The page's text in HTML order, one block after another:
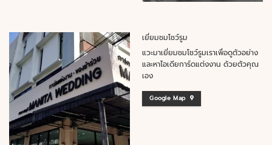
เยี่ยมชมโชว์รูม
แวะมาเยี่ยมชมโชว์รูมเราเพื่อดูตัวอย่าง
และหาไอเดียการ์ดแต่งงาน ด้วยตัวคุณ
เอง
Google Map